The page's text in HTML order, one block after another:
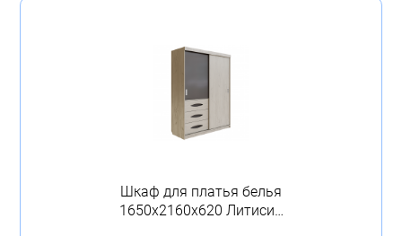
Шкаф для платья белья
1650х2160х620 Литисия